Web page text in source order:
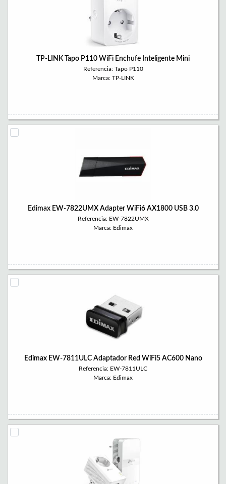
TP-LINK Tapo P110 WiFi Enchufe Inteligente Mini
Referencia: Tapo P110
Marca: TP-LINK
Edimax EW-7822UMX Adapter WiFi6 AX1800 USB 3.0
Referencia: EW-7822UMX
Marca: Edimax
Edimax EW-7811ULC Adaptador Red WiFi5 AC600 Nano
Referencia: EW-7811ULC
Marca: Edimax